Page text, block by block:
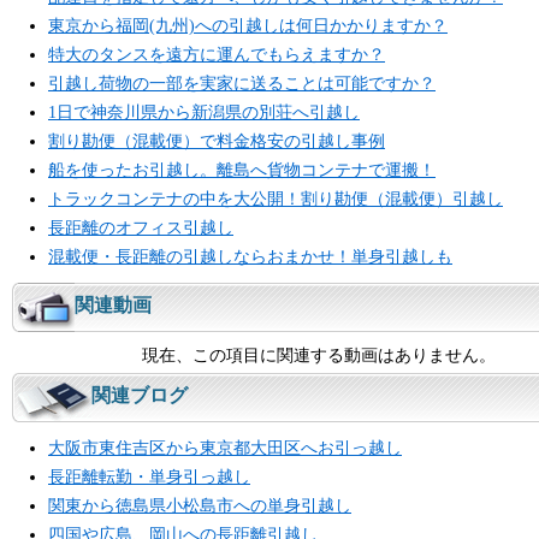
東京から福岡(九州)への引越しは何日かかりますか？
特大のタンスを遠方に運んでもらえますか？
引越し荷物の一部を実家に送ることは可能ですか？
1日で神奈川県から新潟県の別荘へ引越し
割り勘便（混載便）で料金格安の引越し事例
船を使ったお引越し。離島へ貨物コンテナで運搬！
トラックコンテナの中を大公開！割り勘便（混載便）引越し
長距離のオフィス引越し
混載便・長距離の引越しならおまかせ！単身引越しも
関連動画
現在、この項目に関連する動画はありません。
関連ブログ
大阪市東住吉区から東京都大田区へお引っ越し
長距離転勤・単身引っ越し
関東から徳島県小松島市への単身引越し
四国や広島、岡山への長距離引越し